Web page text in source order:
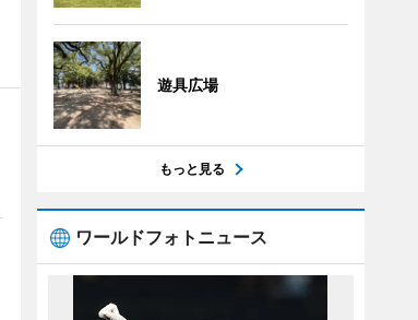
遊具広場
もっと見る
ワールドフォトニュース